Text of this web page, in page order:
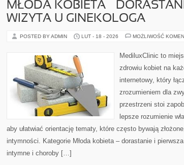
MŁODA KOBIETA –
WIZYTA U GINEKOLOGA
POSTED BY ADMIN LUT - 18 - 2026 MOŻLIWOŚĆ
MediluxClinic to
zdrowiu kobiet na
internetowy, który
zrozumieniem dla
przestrzeni stoi
lepsze rozumienie
aby ułatwiać orientację tematy, które często bywają
intymności. Kategorie Młoda kobieta – dorastanie i
intymne i choroby […]